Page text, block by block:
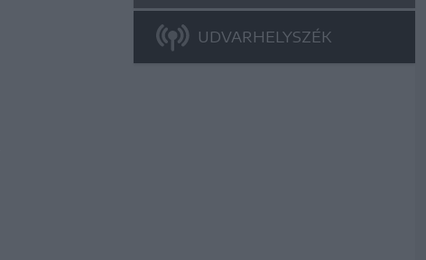
UDVARHELYSZÉK